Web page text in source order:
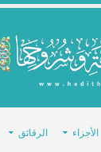
الأجزاء الرقائق